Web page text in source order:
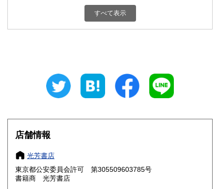
360円 富山県
360円 三重県
大阪府
奈良県
鳥取県 360円 島根県
すべて表示
店舗情報
光芳書店
東京都公安委員会許可 第305509603785号
書籍商 光芳書店